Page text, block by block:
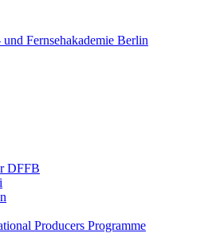
DFFB
Pro­du­cers Pro­gram­me